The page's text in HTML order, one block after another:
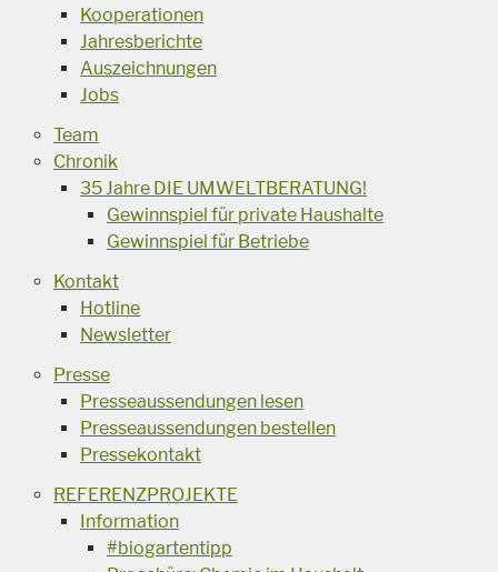
Kooperationen
Jahresberichte
Auszeichnungen
Jobs
Team
Chronik
35 Jahre DIE UMWELTBERATUNG!
Gewinnspiel für private Haushalte
Gewinnspiel für Betriebe
Kontakt
Hotline
Newsletter
Presse
Presseaussendungen lesen
Presseaussendungen bestellen
Pressekontakt
REFERENZPROJEKTE
Information
#biogartentipp